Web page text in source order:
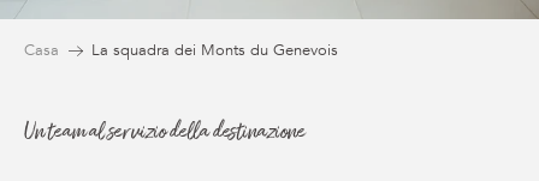
Casa La squadra dei Monts du Genevois
Un team al servizio della destinazione